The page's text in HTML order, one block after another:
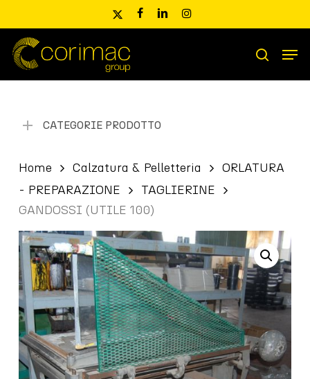
main
content
x-
facebooklinkedininstagram
Ricerca
prodotti
search
CATEGORIE PRODOTTO
Home Calzatura & Pelletteria
ORLATURA
- PREPARAZIONE
TAGLIERINE
GANDOSSI (UTILE 100)